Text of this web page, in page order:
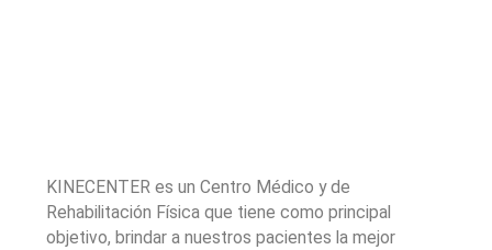
KINECENTER es un Centro Médico y de
Rehabilitación Física que tiene como principal
objetivo, brindar a nuestros pacientes la mejor